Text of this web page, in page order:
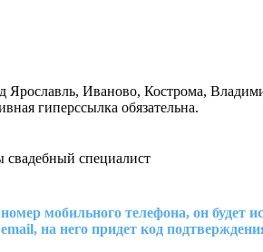
Ярославль, Иваново, Кострома,
гиперссылка обязательна.
свадебный специалист
мобильного телефона, он будет
на него придет код